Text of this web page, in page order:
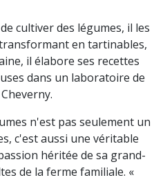
cultiver des légumes, il les
en tartinables,
il élabore ses recettes
dans un laboratoire de
n'est pas seulement un
c'est aussi une véritable
héritée de sa grand-
de la ferme familiale. «